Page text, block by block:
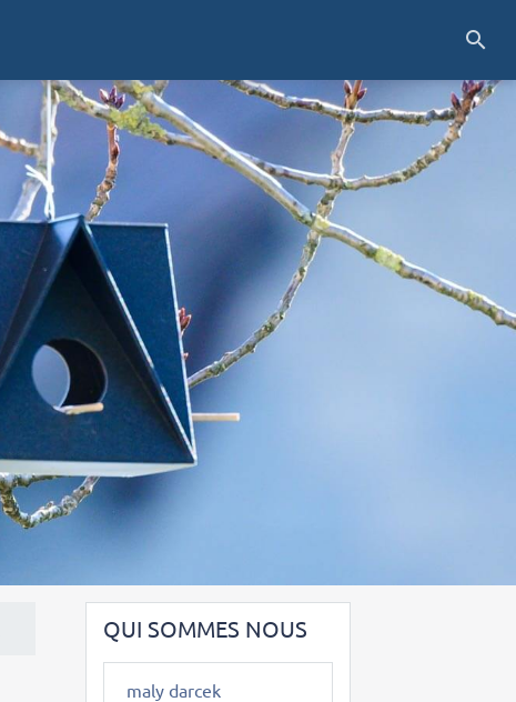
QUI SOMMES NOUS
maly darcek